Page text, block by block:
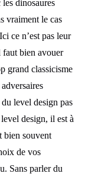
dinosaures
vraiment le cas
ce n’est pas leur
faut bien avouer
grand classicisme
level design pas
design, il est à
bien souvent
de vos
Sans parler du